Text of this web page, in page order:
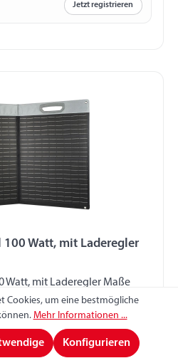
Jetzt registrieren
100 Watt, mit Laderegler
Watt, mit Laderegler Maße
765 x 8 mm Maße
x 765 x 4 mm Ausklappbare
Tragegriff Nennspannung 18
V Nennstrom max. 5,55 A (bei
Cookies, um eine bestmögliche
Mehr Informationen ...
Konfigurieren